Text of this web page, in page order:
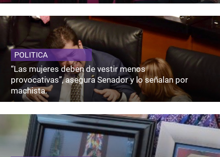
POLITICA
“Las mujeres deben de vestir menos
provocativas”, asegura Senador y lo señalan por
machista.